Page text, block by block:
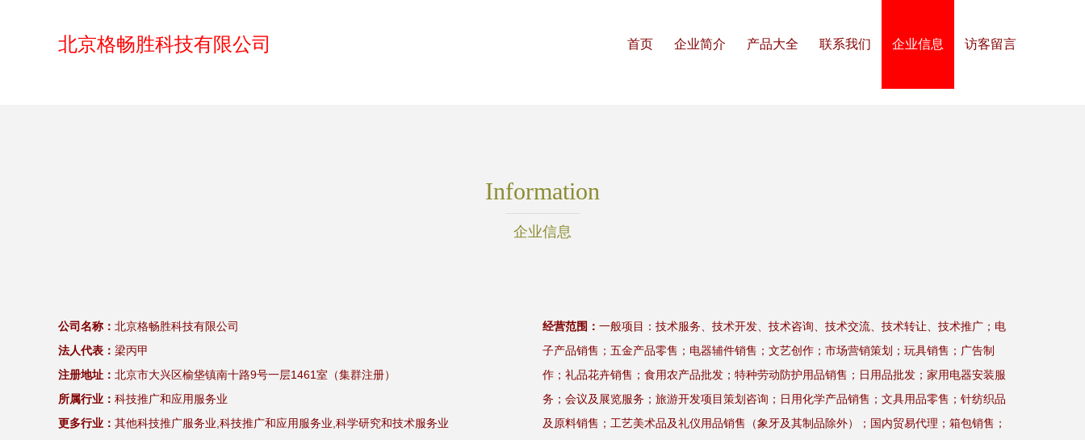
北京格畅胜科技有限公司 首页 企业简介 产品大全 联系我们 企业信息 访客留言
Information
企业信息
公司名称： 北京格畅胜科技有限公司
法人代表： 梁丙甲
注册地址： 北京市大兴区榆垡镇南十路9号一层1461室（集群注册）
所属行业： 科技推广和应用服务业
更多行业： 其他科技推广服务业,科技推广和应用服务业,科学研究和技术服务业
经营范围： 一般项目：技术服务、技术开发、技术咨询、技术交流、技术转让、技术推广；电
子产品销售；五金产品零售；电器辅件销售；文艺创作；市场营销策划；玩具销售；广告制
作；礼品花卉销售；食用农产品批发；特种劳动防护用品销售；日用品批发；家用电器安装服
务；会议及展览服务；旅游开发项目策划咨询；日用化学产品销售；文具用品零售；针纺织品
及原料销售；工艺美术品及礼仪用品销售（象牙及其制品除外）；国内贸易代理；箱包销售；